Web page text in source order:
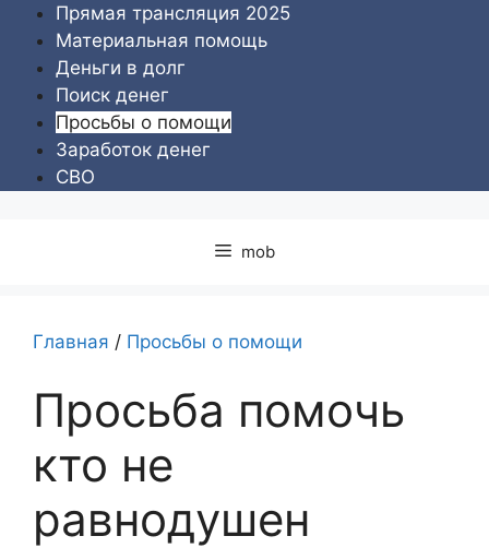
Перейти
содержимому
Прямая трансляция 2025
Материальная помощь
Деньги в долг
Поиск денег
Просьбы о помощи
Заработок денег
СВО
mob
Главная / Просьбы о помощи
Просьба помочь
кто не
равнодушен